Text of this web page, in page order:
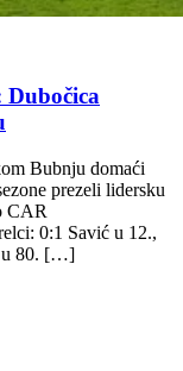
Bubnju domaći
prezeli lidersku
CAR
0:1 Savić u 12.,
u 80. […]